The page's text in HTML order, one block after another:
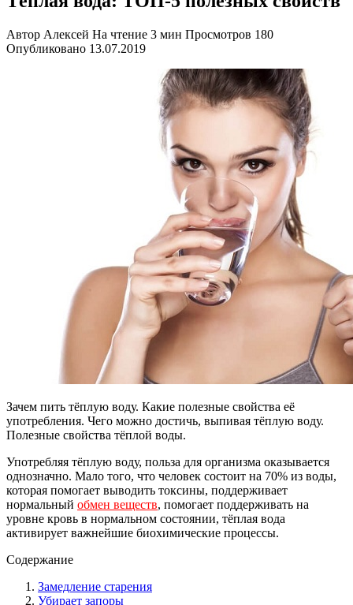
Автор Алексей На чтение 3 мин Просмотров 180
Опубликовано 13.07.2019
Зачем пить тёплую воду. Какие полезные свойства её
употребления. Чего можно достичь, выпивая тёплую воду.
Полезные свойства тёплой воды.
Употребляя тёплую воду, польза для организма оказывается
однозначно. Мало того, что человек состоит на 70% из воды,
которая помогает выводить токсины, поддерживает
нормальный обмен веществ, помогает поддерживать на
уровне кровь в нормальном состоянии, тёплая вода
активирует важнейшие биохимические процессы.
Содержание
Замедление старения
Убирает запоры